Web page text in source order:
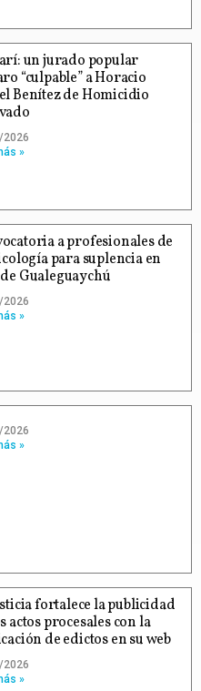
un jurado popular
“culpable” a Horacio
Benítez de Homicidio
»
a profesionales de
para suplencia en
Gualeguaychú
»
»
fortalece la publicidad
actos procesales con la
de edictos en su web
»